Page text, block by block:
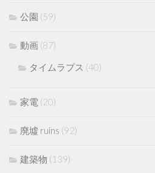
公園 (59)
動画 (87)
タイムラプス (40)
家電 (20)
廃墟 ruins (92)
建築物 (139)